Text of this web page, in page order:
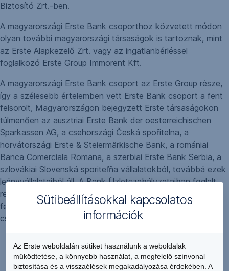
Biztosító Zrt.-ben.
A magyarországi Erste Bank csoporthoz közvetett módon
olyan további magyarországi társaságok is tartoznak, mint
az Erste Alapkezelő Zrt. vagy az ingatlanbérléssel
foglalkozó Erste Group Immorent Kft.
A magyarországi Erste Bank csoport az Erste Group része,
így a szélesebb értelemben vett Erste Bank csoport a fent
felsorolt, Magyarországon bejegyzett Erste társaságokon
túlmenően az ausztriai Erste Bank der oesterreichischen
Sparkassen AG, a csehországi Česká spořitelna, a
horvátországi Erste & Steiermärkische Bank, a romániai
Banca Comerciala Romana, a szerbiai Erste Bank Serbia, a
szlovákiai Slovenská sporiteľňa vállalatokból, továbbá ezek
leányvállalataiból áll. A Bank Üzletszabályzataiban foglalt
rendelkezések szempontjából a Bank csoportja alatt a
fentiekben felsorolt, szélesebb értelemben vett Erste Bank
csoportot kell érteni.
Sütibeállításokkal kapcsolatos
információk
Az Erste weboldalán sütiket használunk a weboldalak
működtetése, a könnyebb használat, a megfelelő színvonal
biztosítása és a visszaélések megakadályozása érdekében. A